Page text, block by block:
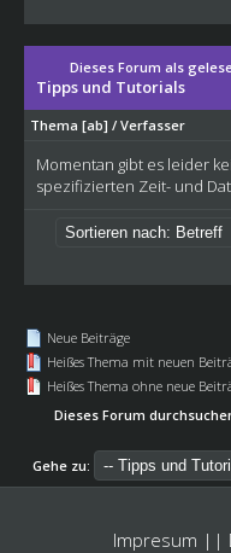
Dieses Forum als
Tipps und Tutorials
Thema [ab] / Verfasser
Momentan gibt es leider
spezifizierten Zeit- und
Neue Beiträge
Heißes Thema mit neuen
Heißes Thema ohne neue
Dieses Forum
Gehe zu:
Impresum ||